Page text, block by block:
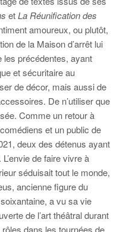
etLa Réunification des
amoureux, ou plutôt,
de la Maison d’arrêt lui
les précédentes, ayant
et sécuritaire au
de décor, mais aussi de
De n’utiliser que
Comme un retour à
et un public de
deux des détenus ayant
de faire vivre à
séduisait tout le monde,
ancienne figure du
a vu sa vie
de l’art théâtral durant
dans les tournées de